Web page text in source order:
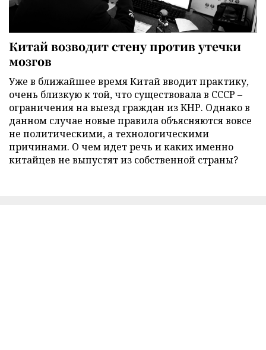
Китай возводит стену против утечки
мозгов
Уже в ближайшее время Китай вводит практику,
очень близкую к той, что существовала в СССР –
ограничения на выезд граждан из КНР. Однако в
данном случае новые правила объясняются вовсе
не политическими, а технологическими
причинами. О чем идет речь и каких именно
китайцев не выпустят из собственной страны?